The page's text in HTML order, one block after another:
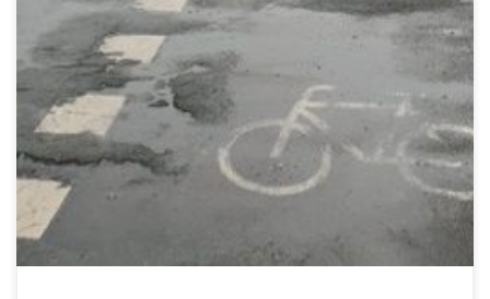
Auch in diesem Jahr war unser Lehrerkollegium wieder mit
einer Mannschaft am Start bei der STADTRADELN-
Kampagne des Netzwerks Klima-Bündnis. Der […]